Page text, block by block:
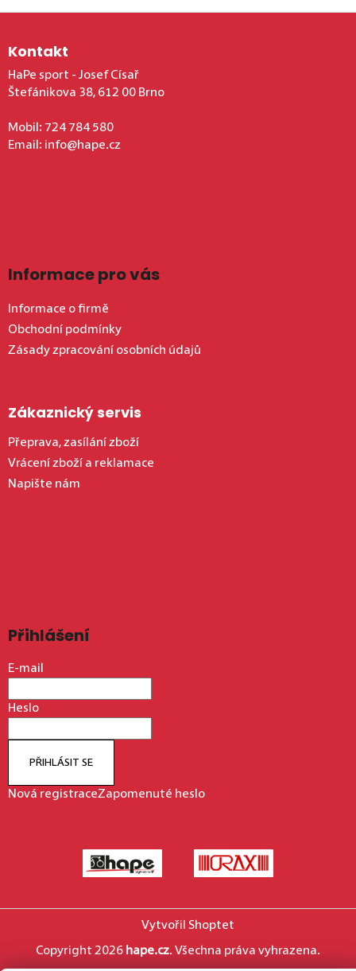
Zápatí
Kontakt
HaPe sport - Josef Císař
Štefánikova 38, 612 00 Brno
Mobil: 724 784 580
Email: info@hape.cz
Informace pro vás
Informace o firmě
Obchodní podmínky
Zásady zpracování osobních údajů
Zákaznický servis
Přeprava, zasílání zboží
Vrácení zboží a reklamace
Napište nám
Přihlášení
E-mail
Heslo
PŘIHLÁSIT SE
Nová registraceZapomenuté heslo
Vytvořil Shoptet
Copyright 2026 hape.cz. Všechna práva vyhrazena.